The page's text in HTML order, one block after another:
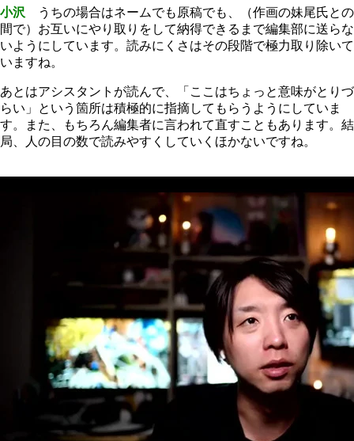
小沢 うちの場合はネームでも原稿でも、（作画の妹尾氏との
間で）お互いにやり取りをして納得できるまで編集部に送らな
いようにしています。読みにくさはその段階で極力取り除いて
いますね。
あとはアシスタントが読んで、「ここはちょっと意味がとりづ
らい」という箇所は積極的に指摘してもらうようにしていま
す。また、もちろん編集者に言われて直すこともあります。結
局、人の目の数で読みやすくしていくほかないですね。